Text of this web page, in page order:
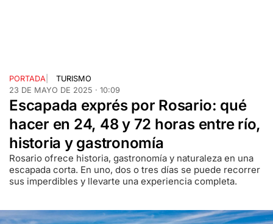
PORTADA
TURISMO
23 DE MAYO DE 2025 · 10:09
Escapada exprés por Rosario: qué
hacer en 24, 48 y 72 horas entre río,
historia y gastronomía
Rosario ofrece historia, gastronomía y naturaleza en una
escapada corta. En uno, dos o tres días se puede recorrer
sus imperdibles y llevarte una experiencia completa.